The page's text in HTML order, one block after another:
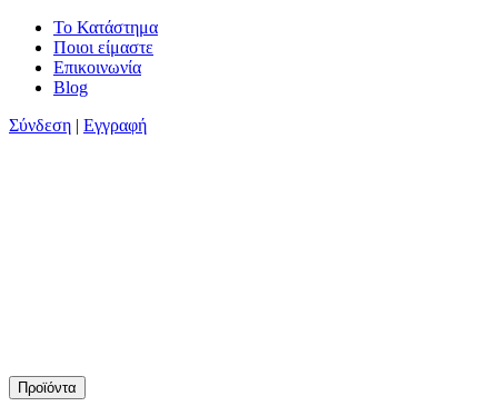
Skip
content
Το Κατάστημα
Ποιοι είμαστε
Επικοινωνία
Blog
Σύνδεση | Εγγραφή
Timamopoulos.gr
45 χρόνια πρώτοι στο ποδήλατο
Προϊόντα